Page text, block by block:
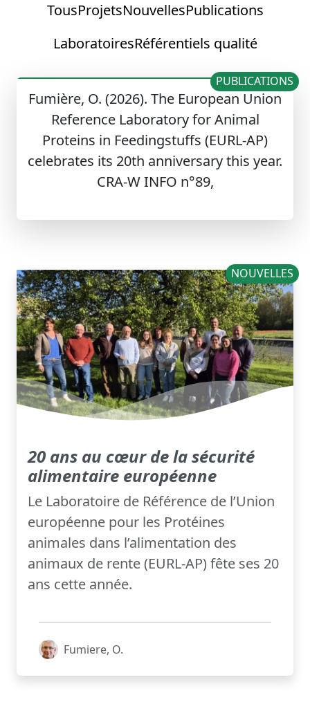
TousProjetsNouvellesPublications
LaboratoiresRéférentiels qualité
Fumière, O. (2026). The European Union
Reference Laboratory for Animal
Proteins in Feedingstuffs (EURL-AP)
celebrates its 20th anniversary this year.
CRA-W INFO n°89,
PUBLICATIONS
NOUVELLES
20 ans au cœur de la sécurité
alimentaire européenne
Le Laboratoire de Référence de l’Union
européenne pour les Protéines
animales dans l’alimentation des
animaux de rente (EURL-AP) fête ses 20
ans cette année.
Fumiere, O.